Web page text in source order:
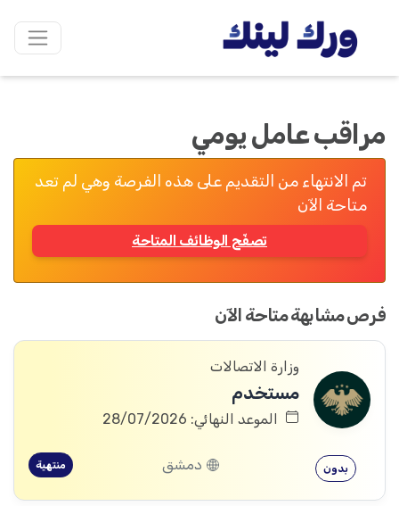
مراقب عامل يومي
تم الانتهاء من التقديم على هذه الفرصة وهي لم تعد
متاحة الآن
تصفّح الوظائف المتاحة
فرص مشابهة متاحة الآن
وزارة الاتصالات
مستخدم
الموعد النهائي: 28/07/2026
بدون دمشق منتهية